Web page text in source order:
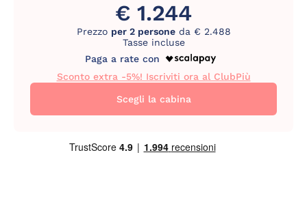
€ 1.244
Prezzo per 2 personeda € 2.488
Tasse incluse
Paga a rate con
Sconto extra -5%! Iscriviti ora al ClubPiù
Scegli la cabina